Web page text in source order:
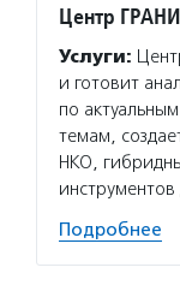
Центр ГРАНИ
Услуги:
и готовит
по
темам,
НКО,
Подробнее